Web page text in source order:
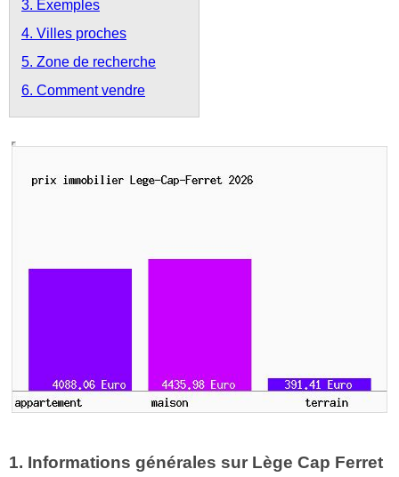
3. Exemples
4. Villes proches
5. Zone de recherche
6. Comment vendre
1. Informations générales sur Lège Cap Ferret